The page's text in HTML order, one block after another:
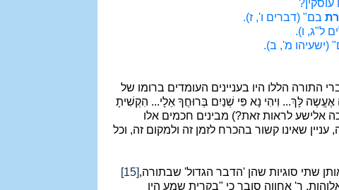
בם" (דברים ו', ז).
ל"ג, ו).
(ישעיהו מ', ב).
הללו היו בעניינים העומדים ברומו של
לָּךְ... וִיהִי נָא פִּי שְׁנַיִם בְּרוּחֲךָ אֵלָי... הִקְשִׁיתָ
אלישע לראות זאת?) מבינים חכמים אלו
שאינו קשור בהכרח לזמן זה ולמקום זה, וכל
שתי סוגיות שהן 'הדבר הגדול' שבתורה,[15]
ר' אחווה סובר כי "בקרית שמע היו